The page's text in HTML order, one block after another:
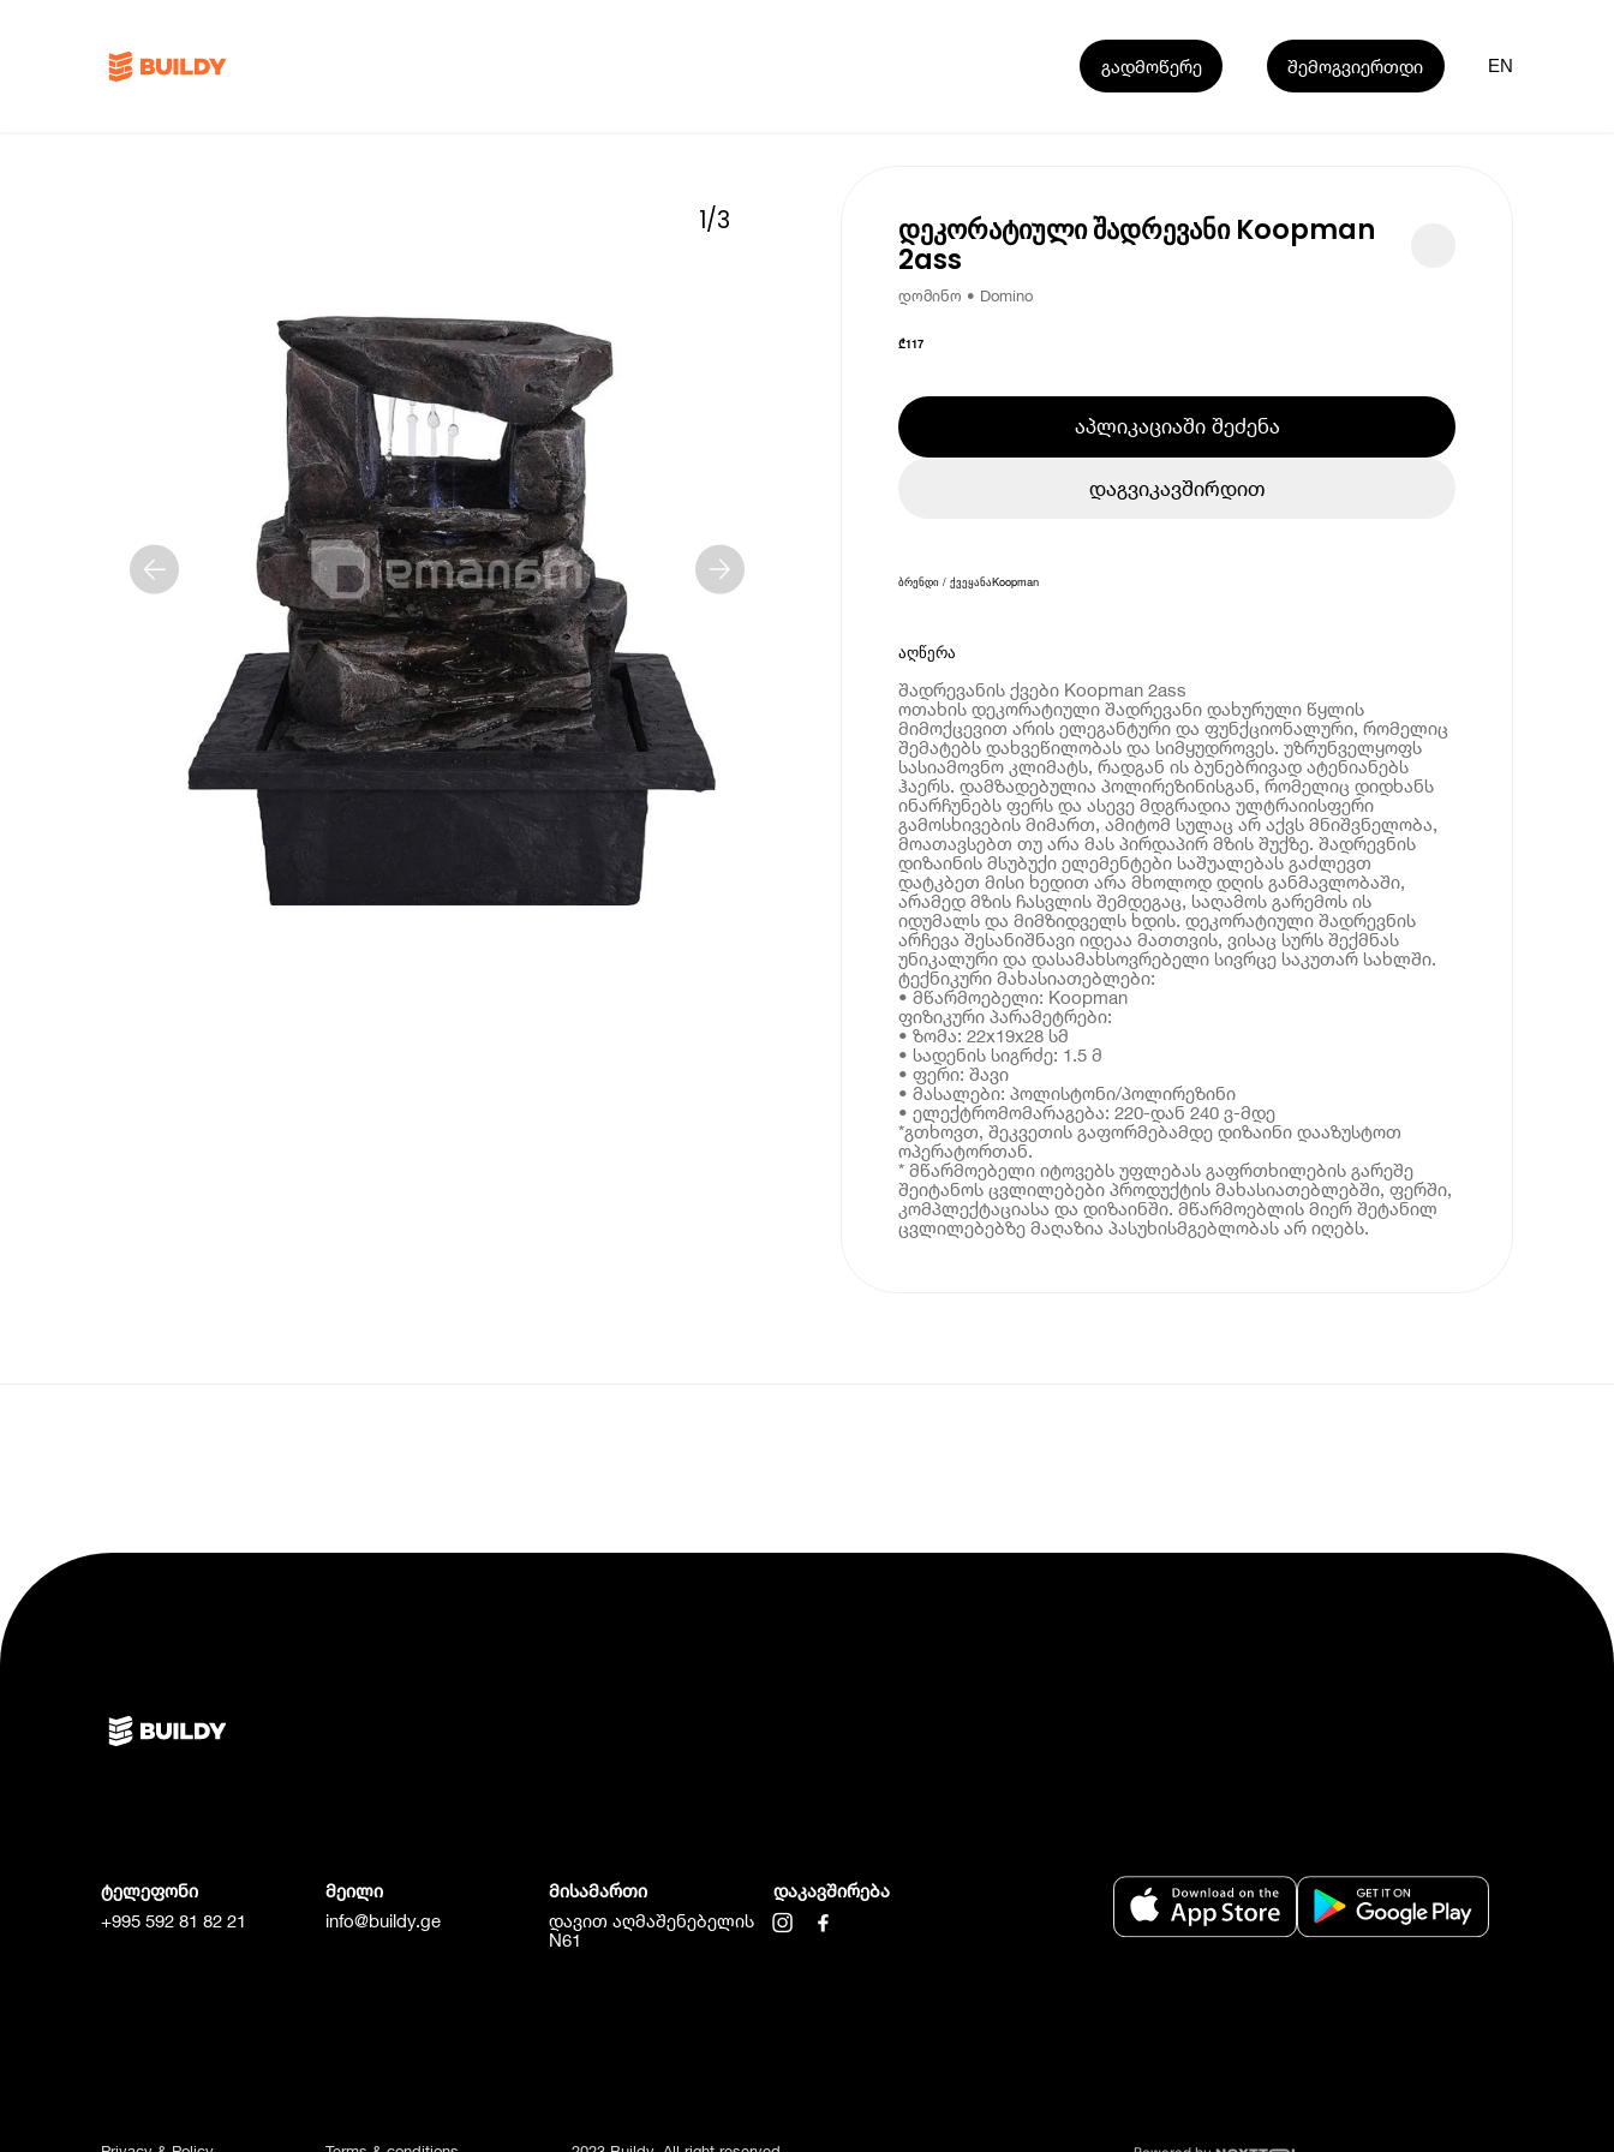
გადმოწერე შემოგვიერთდი EN
1/3 დეკორატიული შადრევანი Koopman
2ass
დომინო • Domino
₾117
აპლიკაციაში შეძენა
დაგვიკავშირდით
ბრენდი / ქვეყანაKoopman
აღწერა
შადრევანის ქვები Koopman 2ass
ოთახის დეკორატიული შადრევანი დახურული წყლის
მიმოქცევით არის ელეგანტური და ფუნქციონალური, რომელიც
შემატებს დახვეწილობას და სიმყუდროვეს. უზრუნველყოფს
სასიამოვნო კლიმატს, რადგან ის ბუნებრივად ატენიანებს
ჰაერს. დამზადებულია პოლირეზინისგან, რომელიც დიდხანს
ინარჩუნებს ფერს და ასევე მდგრადია ულტრაიისფერი
გამოსხივების მიმართ, ამიტომ სულაც არ აქვს მნიშვნელობა,
მოათავსებთ თუ არა მას პირდაპირ მზის შუქზე. შადრევნის
დიზაინის მსუბუქი ელემენტები საშუალებას გაძლევთ
დატკბეთ მისი ხედით არა მხოლოდ დღის განმავლობაში,
არამედ მზის ჩასვლის შემდეგაც, საღამოს გარემოს ის
იდუმალს და მიმზიდველს ხდის. დეკორატიული შადრევნის
არჩევა შესანიშნავი იდეაა მათთვის, ვისაც სურს შექმნას
უნიკალური და დასამახსოვრებელი სივრცე საკუთარ სახლში.
ტექნიკური მახასიათებლები:
• მწარმოებელი: Koopman
ფიზიკური პარამეტრები:
• ზომა: 22x19x28 სმ
• სადენის სიგრძე: 1.5 მ
• ფერი: შავი
• მასალები: პოლისტონი/პოლირეზინი
• ელექტრომომარაგება: 220-დან 240 ვ-მდე
*გთხოვთ, შეკვეთის გაფორმებამდე დიზაინი დააზუსტოთ
ოპერატორთან.
* მწარმოებელი იტოვებს უფლებას გაფრთხილების გარეშე
შეიტანოს ცვლილებები პროდუქტის მახასიათებლებში, ფერში,
კომპლექტაციასა და დიზაინში. მწარმოებლის მიერ შეტანილ
ცვლილებებზე მაღაზია პასუხისმგებლობას არ იღებს.
ტელეფონი
+995 592 81 82 21
მეილი
info@buildy.ge
მისამართი
დავით აღმაშენებელის
N61
დაკავშირება